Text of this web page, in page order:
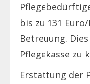
bis zu 131
Betreuung.
Pflegekasse zu
Erstattung der